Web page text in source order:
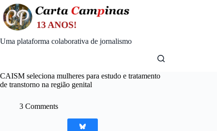
Skip
to
content
Uma plataforma colaborativa de jornalismo
CAISM seleciona mulheres para estudo e tratamento
de transtorno na região genital
3 Comments